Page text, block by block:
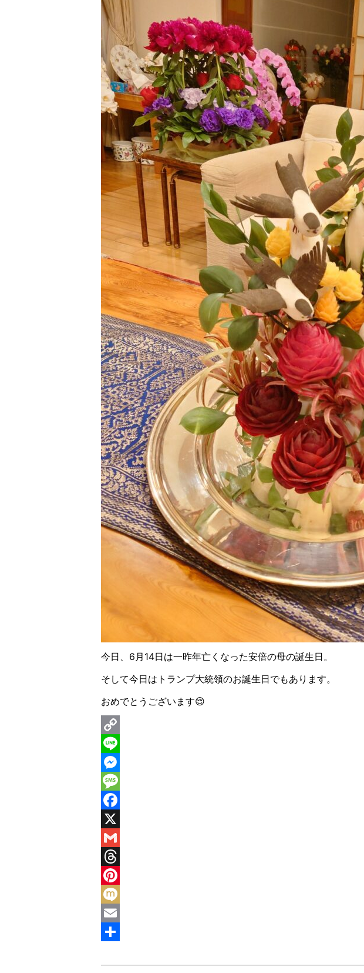
今日、6月14日は一昨年亡くなった安倍の母の誕生日。
そして今日はトランプ大統領のお誕生日でもあります。
おめでとうございます😌
C
o
p
y
L
n
k
L
i
n
e
M
e
s
s
e
n
g
e
M
e
s
s
a
g
e
F
a
c
e
b
o
o
X
G
m
a
T
h
r
e
P
n
M
E